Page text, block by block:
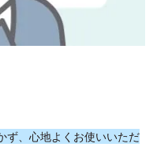
ず、心地よくお使いいただ